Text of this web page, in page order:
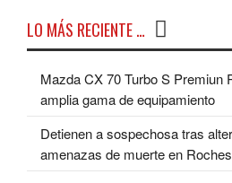
LO MÁS RECIENTE …
Mazda CX 70 Turbo S Premiun
amplia gama de equipamiento
Detienen a sospechosa tras
amenazas de muerte en